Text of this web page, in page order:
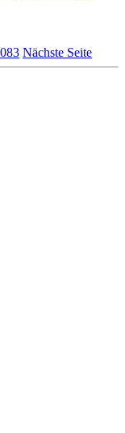
Nächste Seite